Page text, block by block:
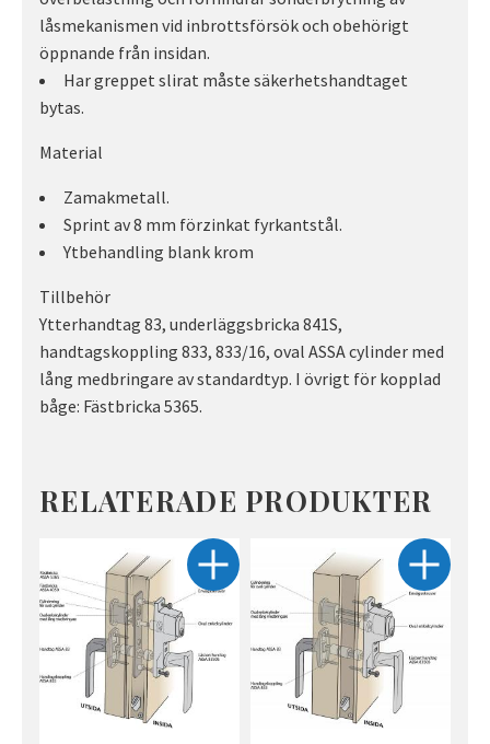
låsmekanismen vid inbrottsförsök och obehörigt
öppnande från insidan.
Har greppet slirat måste säkerhetshandtaget
bytas.
Material
Zamakmetall.
Sprint av 8 mm förzinkat fyrkantstål.
Ytbehandling blank krom
Tillbehör
Ytterhandtag 83, underläggsbricka 841S,
handtagskoppling 833, 833/16, oval ASSA cylinder med
lång medbringare av standardtyp. I övrigt för kopplad
båge: Fästbricka 5365.
RELATERADE PRODUKTER